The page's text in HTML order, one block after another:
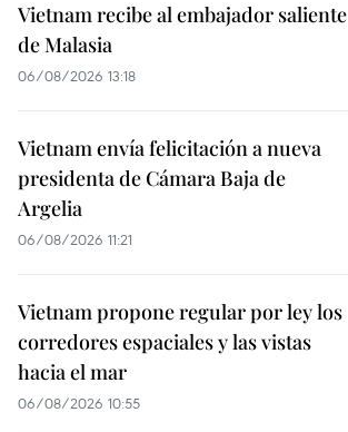
Vietnam recibe al embajador saliente
de Malasia
06/08/2026 13:18
Vietnam envía felicitación a nueva
presidenta de Cámara Baja de
Argelia
06/08/2026 11:21
Vietnam propone regular por ley los
corredores espaciales y las vistas
hacia el mar
06/08/2026 10:55